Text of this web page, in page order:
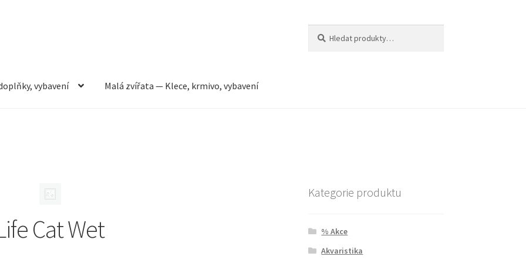
vybavení Malá zvířata — Klece, krmivo, vybavení
Cat Wet
Kategorie produktu
% Akce
Akvaristika